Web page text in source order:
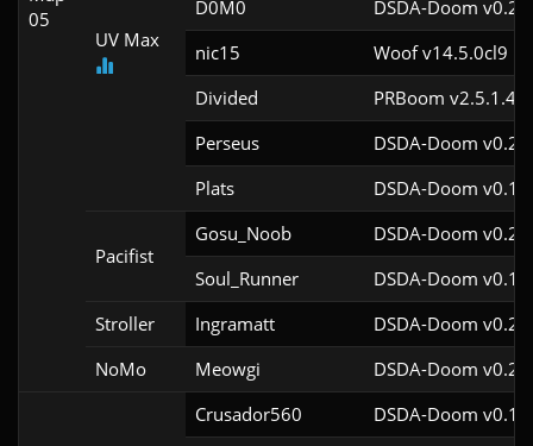
05
UV Max
D0M0
DSDA-Doom
nic15
Woof v14.5.0cl9
Divided
PRBoom
Perseus
DSDA-Doom
Plats
DSDA-Doom
Pacifist
Gosu_Noob
DSDA-Doom
Soul_Runner
DSDA-Doom
Stroller
Ingramatt
DSDA-Doom
NoMo
Meowgi DSDA-Doom
Crusador560
DSDA-Doom